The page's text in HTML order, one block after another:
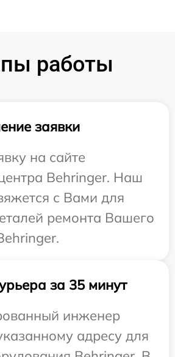
работы
заявки
на сайте
Behringer. Наш
с Вами для
ремонта Вашего
за 35 минут
инженер
адресу для